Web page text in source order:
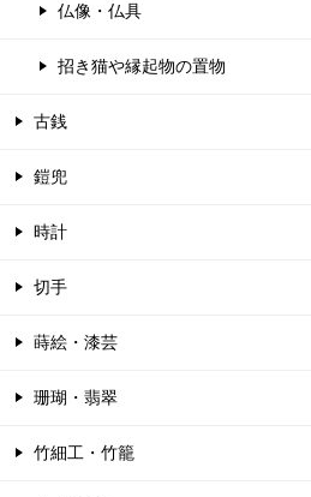
仏像・仏具
招き猫や縁起物の置物
古銭
鎧兜
時計
切手
蒔絵・漆芸
珊瑚・翡翠
竹細工・竹籠